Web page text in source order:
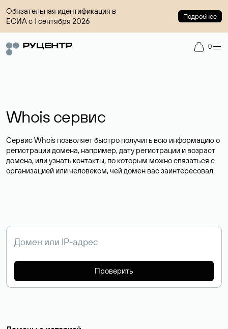
Обязательная идентификация в
ЕСИА с 1 сентября 2026
Подробнее
0
Whois сервис
Сервис Whois позволяет быстро получить всю информацию о
регистрации домена, например, дату регистрации и возраст
домена, или узнать контакты, по которым можно связаться с
организацией или человеком, чей домен вас заинтересовал.
Проверить